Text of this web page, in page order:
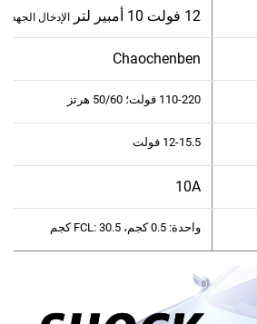
12 فولت 10 أمبير لتر الإدخال الجهد
Chaochenben
110-220 فولت؛ 50/60 هرتز
12-15.5 فولت
10A
واحدة: 0.5 كجم، FCL: 30.5 كجم